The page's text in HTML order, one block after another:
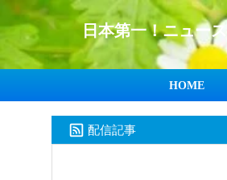
日本第一！ニュー
HOME
配信記事